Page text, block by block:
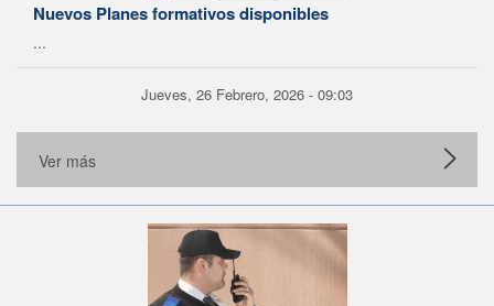
Nuevos Planes formativos disponibles
...
Jueves, 26 Febrero, 2026 - 09:03
Ver más